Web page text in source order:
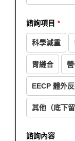
諮詢項目 *
科學減重
胃縫合
EECP 體外
其他（底下留
諮詢內容